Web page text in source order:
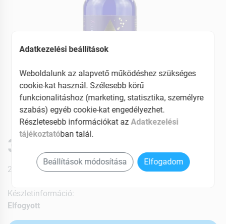
3969 Ft
27% ÁFÁ-val , [8269 Ft/l]
Készletinformáció:
Elfogyott
Adatkezelési beállítások
Weboldalunk az alapvető működéshez szükséges
cookie-kat használ. Szélesebb körű
funkcionalitáshoz (marketing, statisztika, személyre
szabás) egyéb cookie-kat engedélyezhet.
Részletesebb információkat az Adatkezelési
tájékoztatóban talál.
Beállítások módosítása Elfogadom